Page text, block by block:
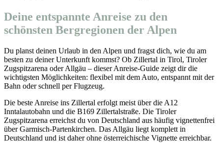
Deine entspannte Anreise zu den
schönsten Bergregionen der Alpen
Du planst deinen Urlaub in den Alpen und fragst dich, wie du am
besten zu deiner Unterkunft kommst? Ob Zillertal in Tirol, Tiroler
Zugspitzarena oder Allgäu – dieser Anreise-Guide zeigt dir die
wichtigsten Möglichkeiten: flexibel mit dem Auto, entspannt mit der
Bahn oder schnell per Flugzeug.
Die beste Anreise ins Zillertal erfolgt meist über die A12
Inntalautobahn und die B169 Zillertalstraße. Die Tiroler
Zugspitzarena erreichst du von Deutschland aus häufig vignettenfrei
über Garmisch-Partenkirchen. Das Allgäu liegt komplett in
Deutschland und ist daher ohne österreichische Vignette erreichbar.